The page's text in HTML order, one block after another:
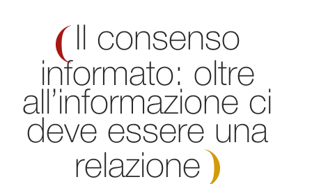
Il consenso
informato: oltre
all’informazione ci
deve essere una
relazione